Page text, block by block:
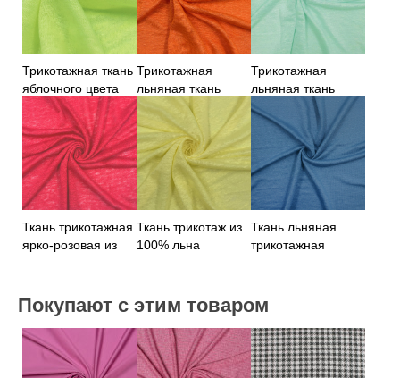
Трикотажная ткань
яблочного цвета
Трикотажная
льняная ткань
апельсинового
цвета
Трикотажная
льняная ткань
лазурного цвета
Ткань трикотажная
ярко-розовая из
Ткань трикотаж из
100% льна
Ткань льняная
трикотажная
Покупают с этим товаром